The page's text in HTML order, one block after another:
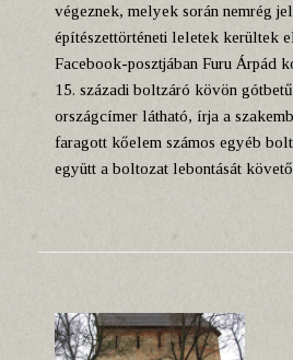
végeznek, melyek során nemrég
építészettörténeti leletek kerültek
Facebook-posztjában Furu Árpád
15. századi boltzáró kövön
országcímer látható, írja a
faragott kőelem számos egyéb
együtt a boltozat lebontását